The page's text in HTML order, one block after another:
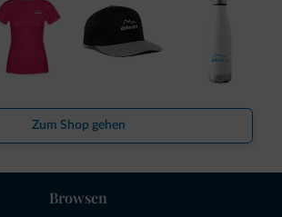
Zum Shop gehen
Browsen